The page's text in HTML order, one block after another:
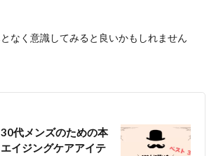
なく意識してみると良いかもしれません
30代メンズのための本
イジングケアアイテ